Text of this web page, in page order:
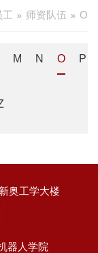
师资队伍 O
M N O P
奥工学大楼
器人学院